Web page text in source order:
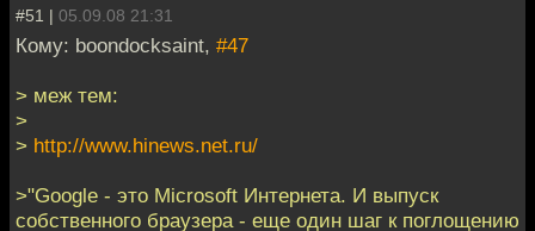
#51 | 05.09.08 21:31
Кому: boondocksaint, #47
> меж тем:
>
> http://www.hinews.net.ru/
>"Google - это Microsoft Интернета. И выпуск
собственного браузера - еще один шаг к поглощению